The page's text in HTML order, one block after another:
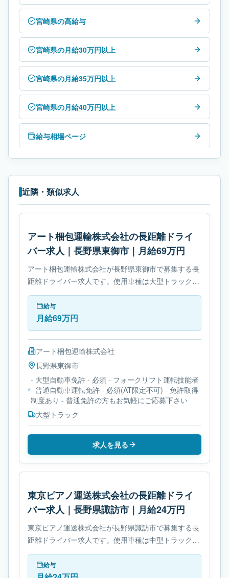
宮崎県の高給与
宮崎県の月給30万円以上
宮崎県の月給35万円以上
宮崎県の月給40万円以上
給与相場ページ
近隣・類似求人
アート梱包運輸株式会社の長距離ドライ
バー求人｜長野県東御市｜月給69万円
アート梱包運輸株式会社が長野県東御市で募集する長
距離ドライバー求人です。使用車種は大型トラックで
す。勤務時間は- 変形労働時間制です。必要免許は- 大
型自動車免許です。
給与
月給69万円
アート梱包運輸株式会社
長野県東御市
- 大型自動車免許 - 必須 - フォークリフト運転技能者
- 普通自動車運転免許 - 必須(AT限定不可) - 免許取得
制度あり - 普通免許の方もお気軽にご応募下さい
大型トラック
求人を見る
東京ピアノ運送株式会社の長距離ドライ
バー求人｜長野県諏訪市｜月給24万円
東京ピアノ運送株式会社が長野県諏訪市で募集する長
距離ドライバー求人です。使用車種は中型トラックで
す。勤務時間は- 変形労働時間制です。必要免許は中
型自動車免許です。
給与